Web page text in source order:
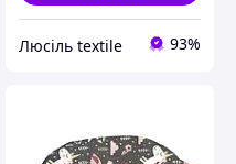
Люсіль textile 93%